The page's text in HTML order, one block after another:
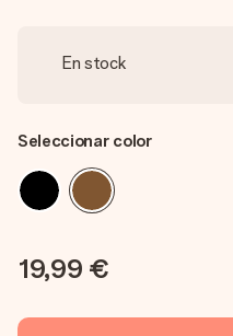
En stock
Seleccionar color
19,99 €